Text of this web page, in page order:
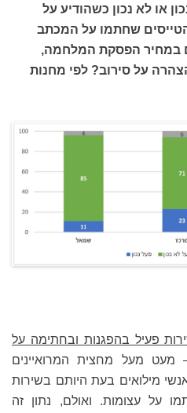
או לא נכון כשהודיע על
שחתמו על המכתב
במחיר הפסקת המלחמה,
על סירוב? לפי מחנות
פעיל בהפגנות ובחתימה על
מעט מעל מחצית המרואיינים
מילואים בעת היותם בשירות
על עצומות. ואולם, נתון זה